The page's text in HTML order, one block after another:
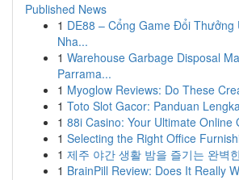
Published News
1 DE88 – Cổng Game Đổi Thưởng
Nha...
1 Warehouse Garbage Disposal
Parrama...
1 Myoglow Reviews: Do These
1 Toto Slot Gacor: Panduan
1 88i Casino: Your Ultimate Online
1 Selecting the Right Office
1 제주 야간 생활 밤을 즐기는 완벽
1 BrainPill Review: Does It Really